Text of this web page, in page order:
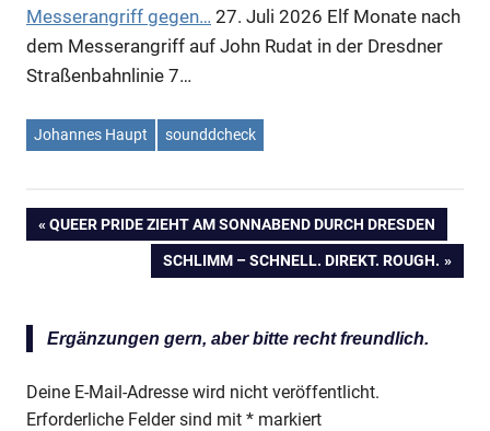
Messerangriff gegen… 27. Juli 2026 Elf Monate nach
dem Messerangriff auf John Rudat in der Dresdner
Straßenbahnlinie 7…
Johannes Haupt sounddcheck
Beitragsnavigation
VORHERIGER
QUEER PRIDE ZIEHT AM SONNABEND DURCH DRESDEN
NÄCHSTER
SCHLIMM – SCHNELL. DIREKT. ROUGH.
Ergänzungen gern, aber bitte recht freundlich.
Deine E-Mail-Adresse wird nicht veröffentlicht.
Erforderliche Felder sind mit * markiert